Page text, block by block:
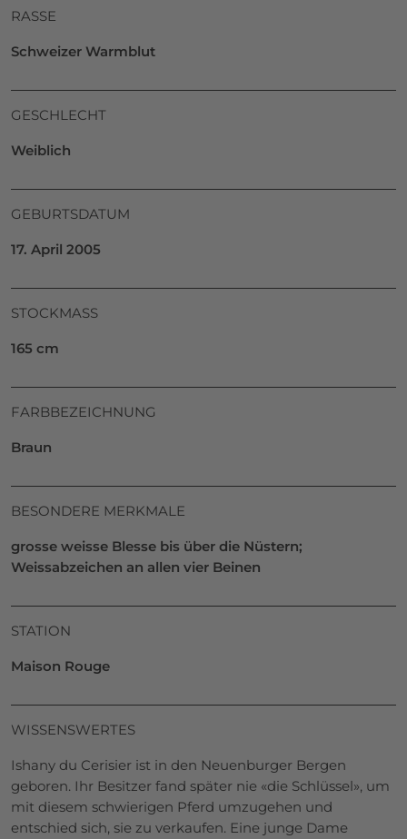
RASSE
Schweizer Warmblut
GESCHLECHT
Weiblich
GEBURTSDATUM
17. April 2005
STOCKMASS
165 cm
FARBBEZEICHNUNG
Braun
BESONDERE MERKMALE
grosse weisse Blesse bis über die Nüstern;
Weissabzeichen an allen vier Beinen
STATION
Maison Rouge
WISSENSWERTES
Ishany du Cerisier ist in den Neuenburger Bergen
geboren. Ihr Besitzer fand später nie «die Schlüssel», um
mit diesem schwierigen Pferd umzugehen und
entschied sich, sie zu verkaufen. Eine junge Dame